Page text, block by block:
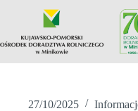
27/10/2025